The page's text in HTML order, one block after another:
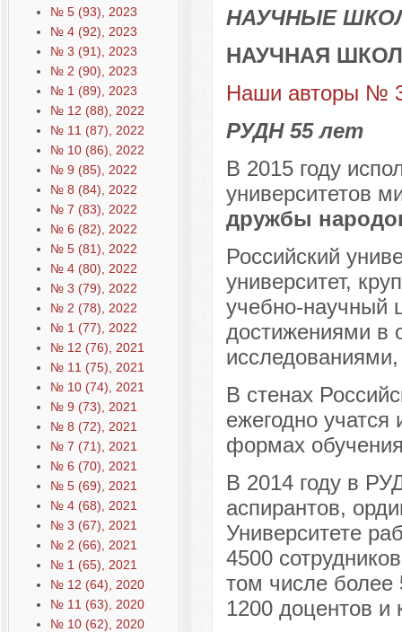
№ 5 (93), 2023
№ 4 (92), 2023
№ 3 (91), 2023
№ 2 (90), 2023
№ 1 (89), 2023
№ 12 (88), 2022
№ 11 (87), 2022
№ 10 (86), 2022
№ 9 (85), 2022
№ 8 (84), 2022
№ 7 (83), 2022
№ 6 (82), 2022
№ 5 (81), 2022
№ 4 (80), 2022
№ 3 (79), 2022
№ 2 (78), 2022
№ 1 (77), 2022
№ 12 (76), 2021
№ 11 (75), 2021
№ 10 (74), 2021
№ 9 (73), 2021
№ 8 (72), 2021
№ 7 (71), 2021
№ 6 (70), 2021
№ 5 (69), 2021
№ 4 (68), 2021
№ 3 (67), 2021
№ 2 (66), 2021
№ 1 (65), 2021
№ 12 (64), 2020
№ 11 (63), 2020
№ 10 (62), 2020
НАУЧНЫЕ
НАУЧНАЯ
Наши авторы №
РУДН 55 лет
В 2015 году
университетов
дружбы
Российский
университет,
учебно-научный
достижениями в
В стенах
ежегодно учатся
формах
В 2014 году в
аспирантов,
Университете
4500
том числе более
1200 доцентов и